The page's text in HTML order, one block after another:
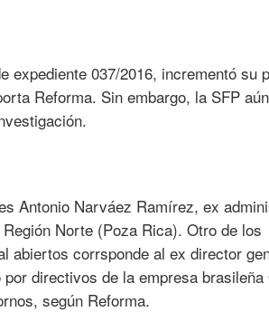
expediente 037/2016, incrementó su
Reforma. Sin embargo, la SFP
Antonio Narváez Ramírez, ex
Norte (Poza Rica). Otro de los
abiertos corrsponde al ex director
directivos de la empresa brasileña
según Reforma.